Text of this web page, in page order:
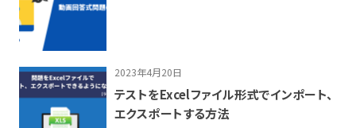
2023年4月20日
テストをExcelファイル形式でインポート、
エクスポートする方法